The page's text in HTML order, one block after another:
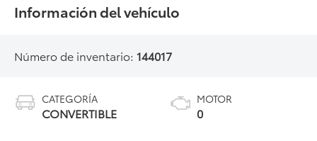
Información del vehículo
Número de inventario: 144017
CATEGORÍA
CONVERTIBLE
MOTOR
0